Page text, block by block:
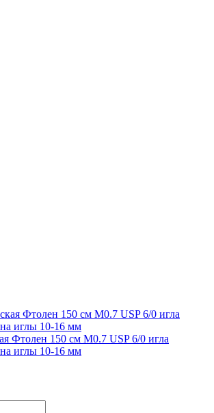
Фтолен 150 см М0.7 USP 6/0 игла
иглы 10-16 мм